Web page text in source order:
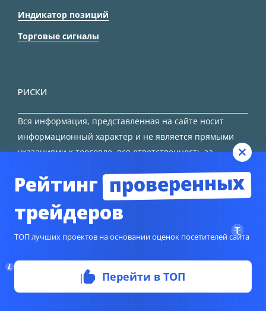
Индикатор позиций
Торговые сигналы
РИСКИ
Вся информация, представленная на сайте носит
информационный характер и не является прямыми
указаниями к торговле, вся ответственность за
© Copyright 2024TORFOREX.COM
Рейтинг проверенных
трейдеров
ТОП лучших проектов на основании оценок посетителей сайта
Перейти в ТОП